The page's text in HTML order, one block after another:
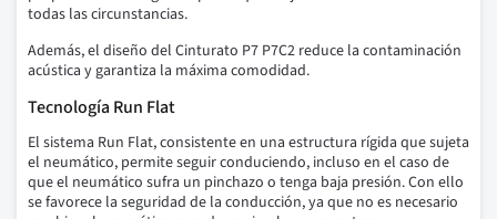
todas las circunstancias.
Además, el diseño del Cinturato P7 P7C2 reduce la contaminación
acústica y garantiza la máxima comodidad.
Tecnología Run Flat
El sistema Run Flat, consistente en una estructura rígida que sujeta
el neumático, permite seguir conduciendo, incluso en el caso de
que el neumático sufra un pinchazo o tenga baja presión. Con ello
se favorece la seguridad de la conducción, ya que no es necesario